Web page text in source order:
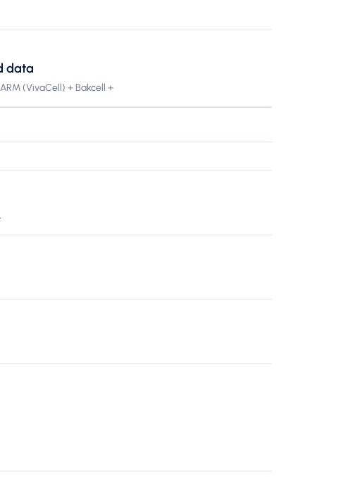
data
(VivaCell) + Bakcell +